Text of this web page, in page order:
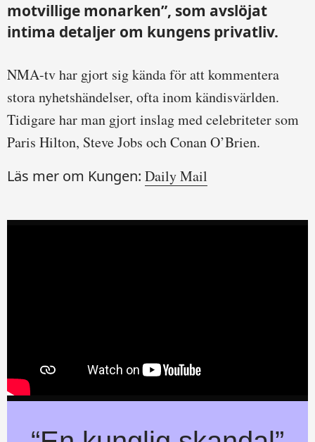
motvillige monarken”, som avslöjat
intima detaljer om kungens privatliv.
NMA-tv har gjort sig kända för att kommentera
stora nyhetshändelser, ofta inom kändisvärlden.
Tidigare har man gjort inslag med celebriteter som
Paris Hilton, Steve Jobs och Conan O’Brien.
Läs mer om Kungen: Daily Mail